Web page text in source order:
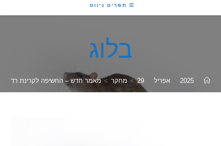
תפריט ניווט
בלוג
2025 אפריל 29
> מחקר > מאמר חדש – החשיפה לקרינת רדיו בבעלי חיים